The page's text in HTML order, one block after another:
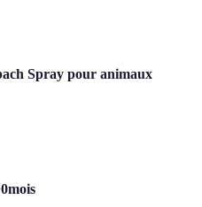
Spray pour animaux